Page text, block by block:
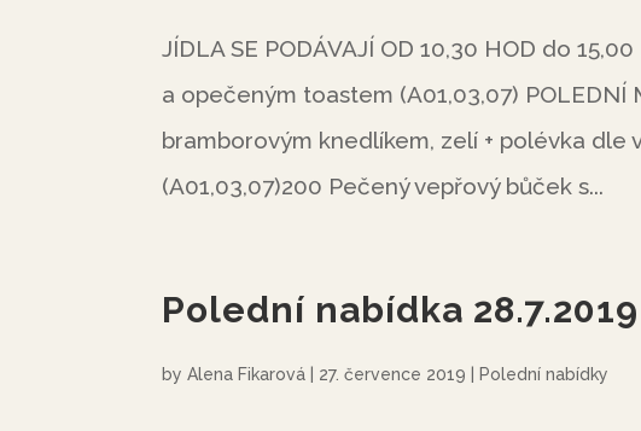
JÍDLA SE PODÁVAJÍ OD 10,30 HOD do
a opečeným toastem (A01,03,07)
bramborovým knedlíkem, zelí + polévka dle
(A01,03,07)200 Pečený vepřový bůček s...
Polední nabídka 28.7.2019
byAlena Fikarová 27. července 2019 Polední nabídky